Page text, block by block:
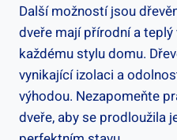
Další možností jsou
dveře mají přírodní a
každému stylu domu.
vynikající izolaci a
výhodou. Nezapomeňte
dveře, aby se prodloužila